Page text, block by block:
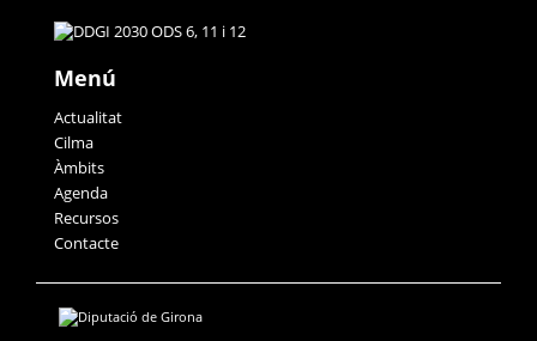
Menú
Actualitat
Cilma
Àmbits
Agenda
Recursos
Contacte